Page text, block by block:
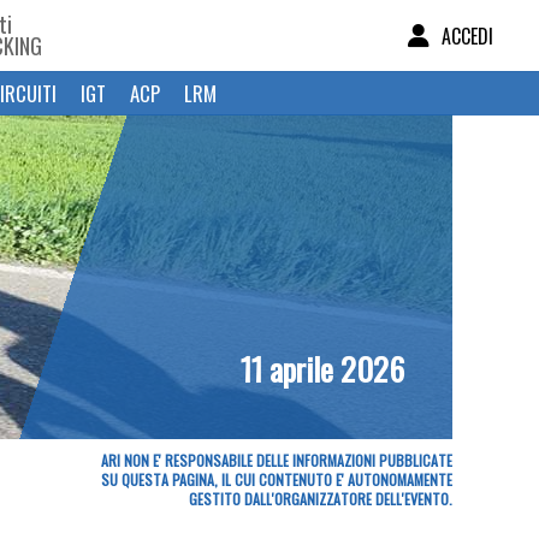
ACCEDI
IGT ACP LRM
11 aprile 2026
ARI NON E' RESPONSABILE DELLE INFORMAZIONI PUBBLICATE
SU QUESTA PAGINA, IL CUI CONTENUTO E' AUTONOMAMENTE
GESTITO DALL'ORGANIZZATORE DELL'EVENTO.